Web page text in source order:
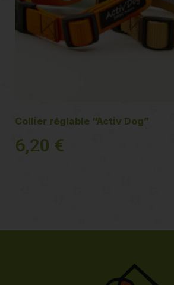
Collier réglable “Activ Dog”
6,20 €